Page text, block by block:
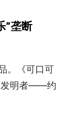
”垄断
。《可口可
发明者——约